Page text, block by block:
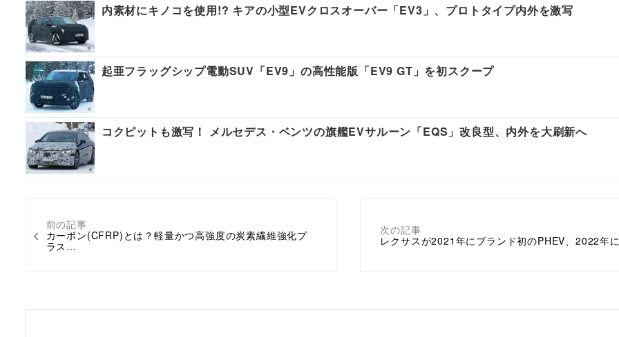
前の記事
カーボン(CFRP)とは？軽量かつ高強度の炭素繊維強化プ
ラス…
次の記事
レクサスが2021年にブランド初のPHEV、2022年
内素材にキノコを使用!? キアの小型EVクロスオーバー「EV3」、プロトタイプ内外を激写
起亜フラッグシップ電動SUV「EV9」の高性能版「EV9 GT」を初スクープ
コクピットも激写！ メルセデス・ベンツの旗艦EVサルーン「EQS」改良型、内外を大刷新へ